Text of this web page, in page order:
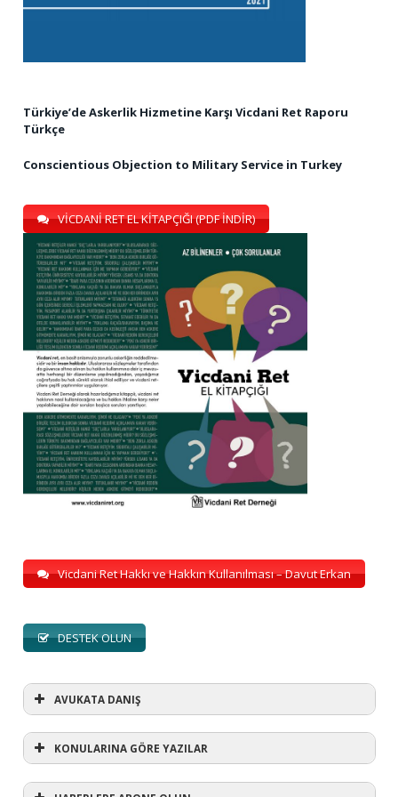
Türkiye’de Askerlik Hizmetine Karşı Vicdani Ret Raporu
Türkçe
Conscientious Objection to Military Service in Turkey
VİCDANİ RET EL KİTAPÇIĞI (PDF İNDİR)
Vicdani Ret Hakkı ve Hakkın Kullanılması – Davut Erkan
DESTEK OLUN
AVUKATA DANIŞ
KONULARINA GÖRE YAZILAR